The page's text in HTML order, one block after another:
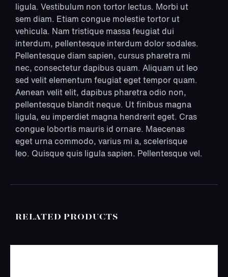
ligula. Vestibulum non tortor lectus. Morbi ut
sem diam. Etiam congue molestie tortor ut
vehicula. Nam tristique massa feugiat dui
interdum, pellentesque interdum dolor sodales.
Pellentesque diam sapien, cursus pharetra mi
nec, consectetur dapibus quam. Aliquam ut leo
sed velit elementum feugiat eget tempor quam.
Aenean velit elit, dapibus pharetra odio non,
pellentesque blandit neque. Ut finibus magna
ligula, eu imperdiet magna hendrerit eget. Cras
congue lobortis mauris id ornare. Maecenas
eget urna commodo, varius mi a, scelerisque
leo. Quisque quis ligula sapien. Pellentesque vel.
RELATED PRODUCTS